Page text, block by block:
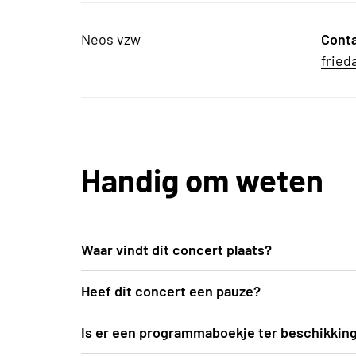
Neos vzw
Handig om weten
Waar vindt dit concert plaats?
In de mooie blauwe zaal van deSingel kan
Weense concert.
Heef dit concert een pauze?
Ja, er is een pauze voorzien van een 25-tal
Is er een programmaboekje ter